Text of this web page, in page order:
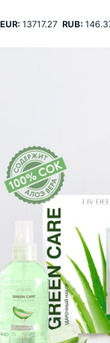
EUR:13717.27 RUB: